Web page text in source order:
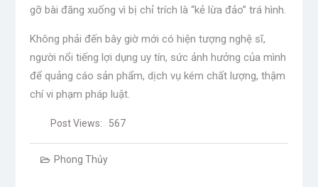
gỡ bài đăng xuống vì bị chỉ trích là “kẻ lừa đảo” trá hình.
Không phải đến bây giờ mới có hiện tượng nghệ sĩ,
người nổi tiếng lợi dụng uy tín, sức ảnh hưởng của mình
để quảng cáo sản phẩm, dịch vụ kém chất lượng, thậm
chí vi phạm pháp luật.
Post Views: 567
Phong Thủy